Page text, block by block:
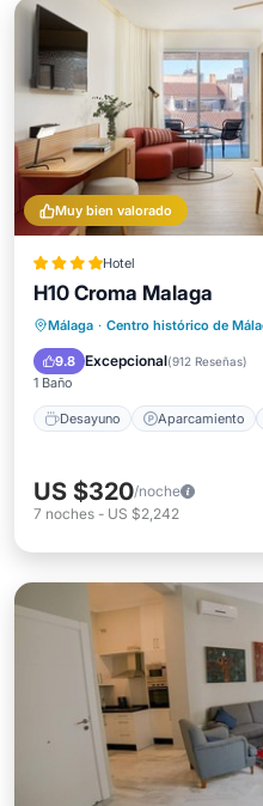
Muy bien valorado
Hotel
H10 Croma Malaga
Málaga · Centro histórico de
9.8 Excepcional(912 Reseñas)
1 Baño
Desayuno Aparcamiento
Desayuno
Balcón/Terraza
US $320/noche
7 noches - US $2,242